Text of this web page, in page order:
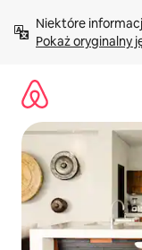
treści Pokaż oryginalny